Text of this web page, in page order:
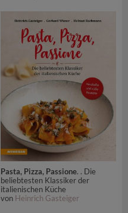
Pasta, Pizza, Passione. . Die
beliebtesten Klassiker der
italienischen Küche
von Heinrich Gasteiger